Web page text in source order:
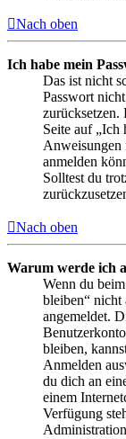
Nach oben
Ich habe mein
Das ist nicht
Passwort
zurücksetzen.
Seite auf „Ich
Anweisungen
anmelden
Solltest du
Nach oben
Warum werde ich
Wenn du
bleiben“
angemeldet.
bleiben,
Anmelden
du dich an
einem
Verfügung